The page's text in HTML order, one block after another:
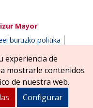
Mayor
buruzko politika
(NAFARROA)
experiencia de
mostrarle contenidos
de nuestra web.
Configurar